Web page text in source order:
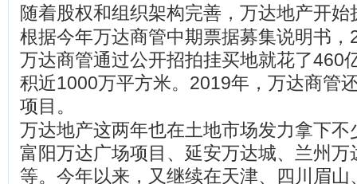
随着股权和组织架构完善，万达地产开始
根据今年万达商管中期票据募集说明书
万达商管通过公开招拍挂买地就花了460
积近1000万平方米。2019年，万达商管
项目。
万达地产这两年也在土地市场发力拿下不
富阳万达广场项目、延安万达城、兰州万
等。今年以来，又继续在天津、四川眉